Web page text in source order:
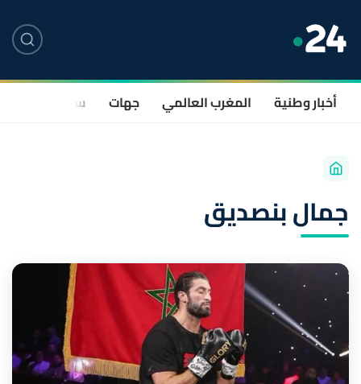
أخبار وطنية المغرب العالمي جهات سياسة
جمال بنصديق